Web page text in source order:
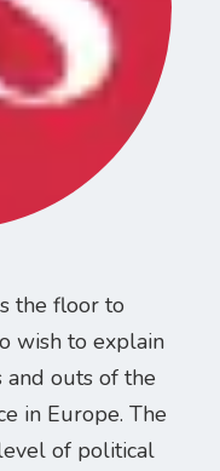
the floor to
wish to explain
outs of the
in Europe. The
of political